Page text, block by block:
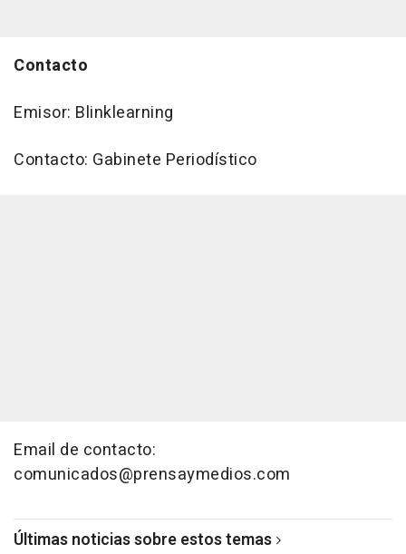
Contacto
Emisor: Blinklearning
Contacto: Gabinete Periodístico
Email de contacto:
comunicados@prensaymedios.com
Últimas noticias sobre estos temas